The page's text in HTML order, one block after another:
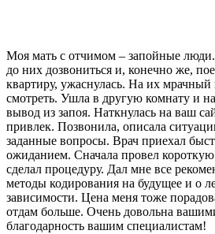
Моя мать с отчимом – запойные
до них дозвониться и, конечно же,
квартиру, ужаснулась. На их
смотреть. Ушла в другую комнату и
вывод из запоя. Наткнулась на ваш
привлек. Позвонила, описала
заданные вопросы. Врач приехал
ожиданием. Сначала провел
сделал процедуру. Дал мне все
методы кодирования на будущее и о
зависимости. Цена меня тоже
отдам больше. Очень довольна
благодарность вашим специалистам!